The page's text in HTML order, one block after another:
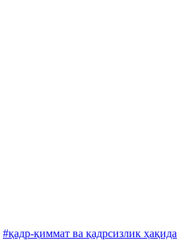
#қадр-қиммат ва қадрсизлик ҳақида